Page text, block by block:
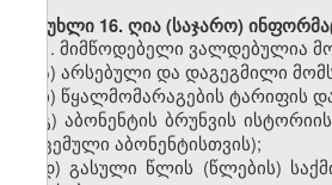
მუხლი 16. ღია (საჯარო)
1. მიმწოდებელი ვალდებულია
ა) არსებული და დაგეგმილი
ბ) წყალმომარაგების ტარიფის
გ) აბონენტის ბრუნვის
მოცემული აბონენტისთვის);
დ) გასული წლის (წლების)